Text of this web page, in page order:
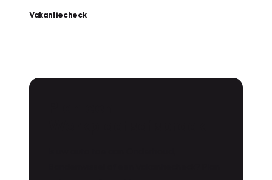
Vakantiecheck